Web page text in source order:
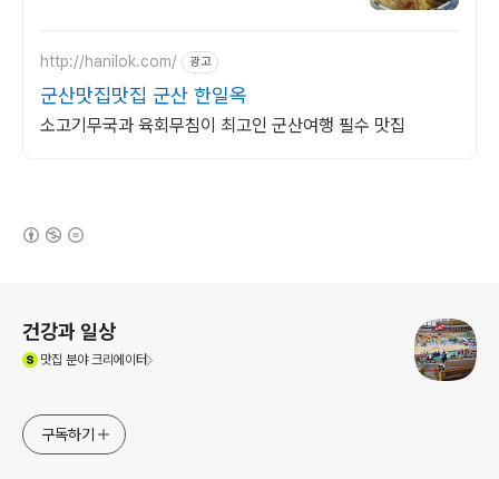
http://hanilok.com/ 광고
군산맛집맛집 군산 한일옥
소고기무국과 육회무침이 최고인 군산여행 필수 맛집
건강과 일상
맛집 분야 크리에이터
구독하기